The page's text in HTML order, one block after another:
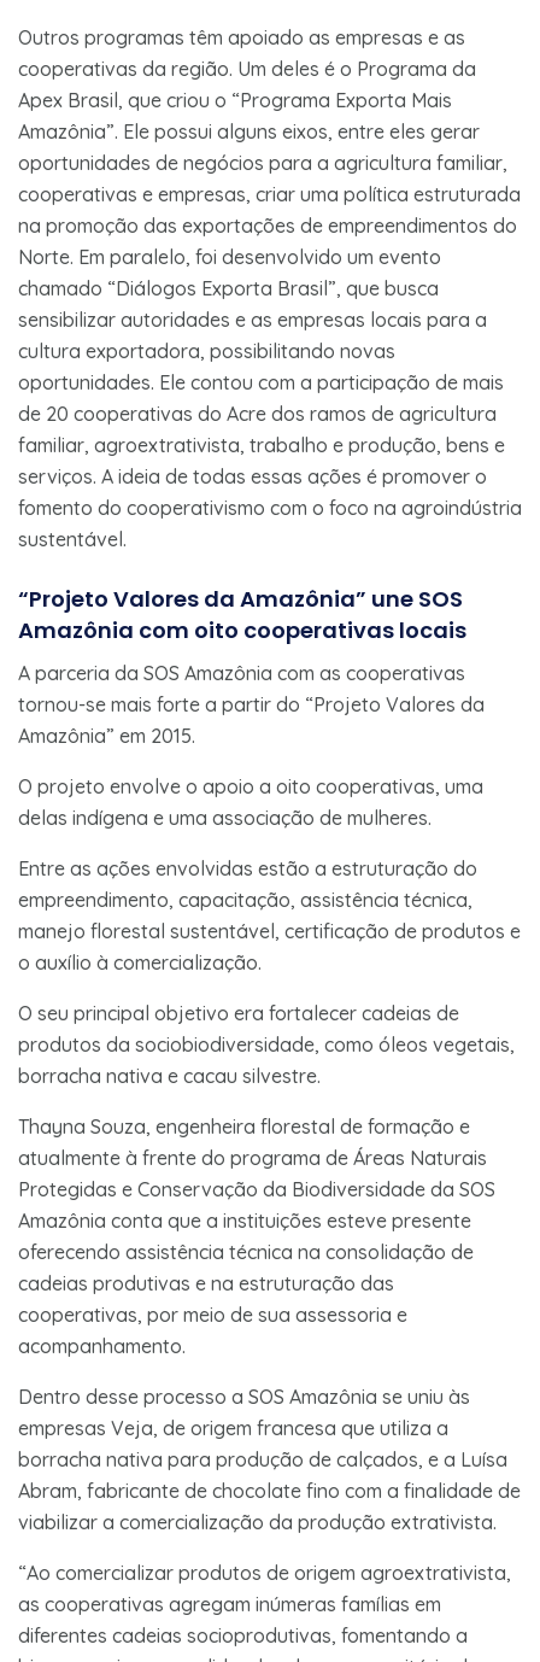
Outros programas têm apoiado as empresas e as
cooperativas da região. Um deles é o Programa da
Apex Brasil, que criou o “Programa Exporta Mais
Amazônia”. Ele possui alguns eixos, entre eles gerar
oportunidades de negócios para a agricultura familiar,
cooperativas e empresas, criar uma política estruturada
na promoção das exportações de empreendimentos do
Norte. Em paralelo, foi desenvolvido um evento
chamado “Diálogos Exporta Brasil”, que busca
sensibilizar autoridades e as empresas locais para a
cultura exportadora, possibilitando novas
oportunidades. Ele contou com a participação de mais
de 20 cooperativas do Acre dos ramos de agricultura
familiar, agroextrativista, trabalho e produção, bens e
serviços. A ideia de todas essas ações é promover o
fomento do cooperativismo com o foco na agroindústria
sustentável.
“Projeto Valores da Amazônia” une SOS
Amazônia com oito cooperativas locais
A parceria da SOS Amazônia com as cooperativas
tornou-se mais forte a partir do “Projeto Valores da
Amazônia” em 2015.
O projeto envolve o apoio a oito cooperativas, uma
delas indígena e uma associação de mulheres.
Entre as ações envolvidas estão a estruturação do
empreendimento, capacitação, assistência técnica,
manejo florestal sustentável, certificação de produtos e
o auxílio à comercialização.
O seu principal objetivo era fortalecer cadeias de
produtos da sociobiodiversidade, como óleos vegetais,
borracha nativa e cacau silvestre.
Thayna Souza, engenheira florestal de formação e
atualmente à frente do programa de Áreas Naturais
Protegidas e Conservação da Biodiversidade da SOS
Amazônia conta que a instituições esteve presente
oferecendo assistência técnica na consolidação de
cadeias produtivas e na estruturação das
cooperativas, por meio de sua assessoria e
acompanhamento.
Dentro desse processo a SOS Amazônia se uniu às
empresas Veja, de origem francesa que utiliza a
borracha nativa para produção de calçados, e a Luísa
Abram, fabricante de chocolate fino com a finalidade de
viabilizar a comercialização da produção extrativista.
“Ao comercializar produtos de origem agroextrativista,
as cooperativas agregam inúmeras famílias em
diferentes cadeias socioprodutivas, fomentando a